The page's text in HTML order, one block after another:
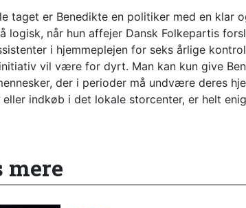
taget er Benedikte en politiker med en klar
logisk, når hun affejer Dansk Folkepartis
i hjemmeplejen for seks årlige
vil være for dyrt. Man kan kun give
der i perioder må undvære deres
eller indkøb i det lokale storcenter, er helt
mere